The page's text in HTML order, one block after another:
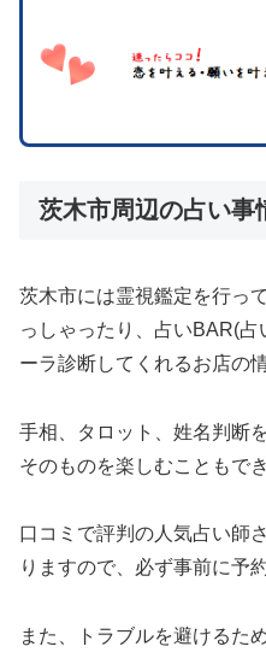
茨木市周辺の占い事
茨木市には霊視鑑定を行っ
っしゃったり、占いBAR(
ーラ診断してくれるお店の
手相、タロット、姓名判断
そのものを楽しむこともで
口コミで評判の人気占い師
りますので、必ず事前に予
また、トラブルを避けるた